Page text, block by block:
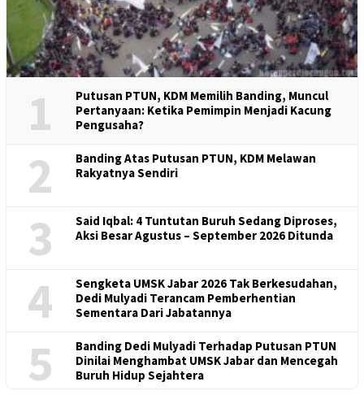
1
Putusan PTUN, KDM Memilih Banding, Muncul
Pertanyaan: Ketika Pemimpin Menjadi Kacung
Pengusaha?
2
Banding Atas Putusan PTUN, KDM Melawan
Rakyatnya Sendiri
3
Said Iqbal: 4 Tuntutan Buruh Sedang Diproses,
Aksi Besar Agustus – September 2026 Ditunda
4
Sengketa UMSK Jabar 2026 Tak Berkesudahan,
Dedi Mulyadi Terancam Pemberhentian
Sementara Dari Jabatannya
5
Banding Dedi Mulyadi Terhadap Putusan PTUN
Dinilai Menghambat UMSK Jabar dan Mencegah
Buruh Hidup Sejahtera